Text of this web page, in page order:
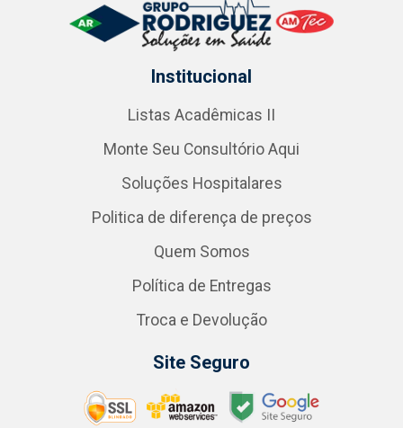
Institucional
Listas Acadêmicas II
Monte Seu Consultório Aqui
Soluções Hospitalares
Politica de diferença de preços
Quem Somos
Política de Entregas
Troca e Devolução
Site Seguro